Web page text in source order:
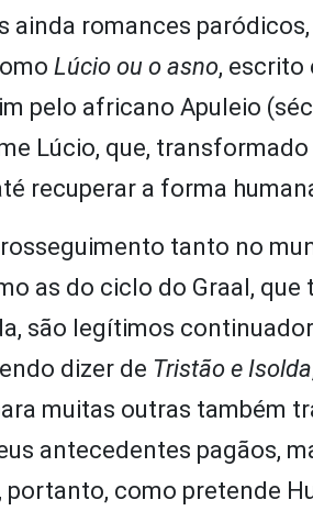
romances
Lúcio ou o asno, escrito
pelo africano Apuleio
Lúcio, que,
recuperar a forma
tanto no
as do ciclo do Graal,
são legítimos
dizer de Tristão e Isolda
muitas outras também
antecedentes pagãos,
como pretende